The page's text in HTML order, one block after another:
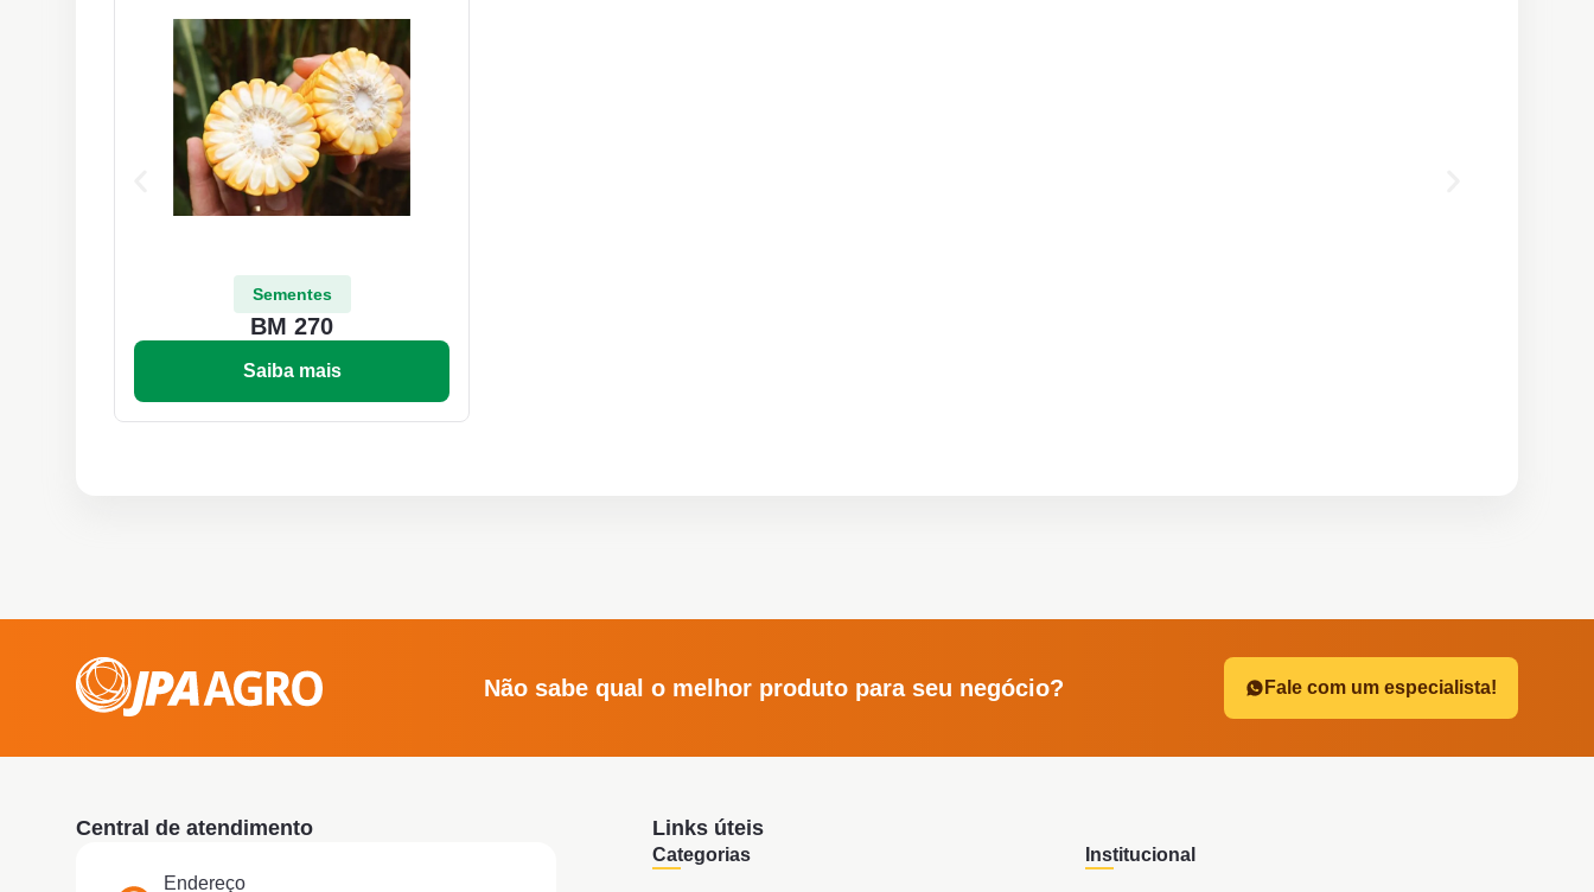
Sementes
BM 270
Saiba mais
Não sabe qual o melhor produto para seu negócio? Fale com um especialista!
Central de atendimento
Endereço
Links úteis
Categorias Institucional